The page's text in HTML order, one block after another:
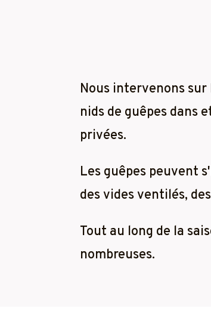
Nous intervenons sur
nids de guêpes dans
privées.
Les guêpes peuvent
des vides ventilés,
Tout au long de la
nombreuses.